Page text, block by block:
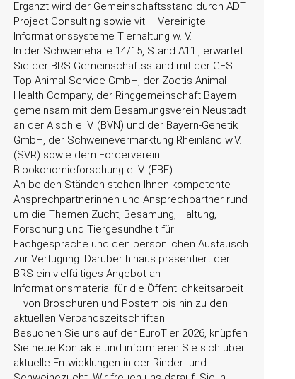
Ergänzt wird der Gemeinschaftsstand durch ADT
Project Consulting sowie vit – Vereinigte
Informationssysteme Tierhaltung w. V.
In der Schweinehalle 14/15, Stand A11., erwartet
Sie der BRS-Gemeinschaftsstand mit der GFS-
Top-Animal-Service GmbH, der Zoetis Animal
Health Company, der Ringgemeinschaft Bayern
gemeinsam mit dem Besamungsverein Neustadt
an der Aisch e. V. (BVN) und der Bayern-Genetik
GmbH, der Schweinevermarktung Rheinland w.V.
(SVR) sowie dem Förderverein
Bioökonomieforschung e. V. (FBF).
An beiden Ständen stehen Ihnen kompetente
Ansprechpartnerinnen und Ansprechpartner rund
um die Themen Zucht, Besamung, Haltung,
Forschung und Tiergesundheit für
Fachgespräche und den persönlichen Austausch
zur Verfügung. Darüber hinaus präsentiert der
BRS ein vielfältiges Angebot an
Informationsmaterial für die Öffentlichkeitsarbeit
– von Broschüren und Postern bis hin zu den
aktuellen Verbandszeitschriften.
Besuchen Sie uns auf der EuroTier 2026, knüpfen
Sie neue Kontakte und informieren Sie sich über
aktuelle Entwicklungen in der Rinder- und